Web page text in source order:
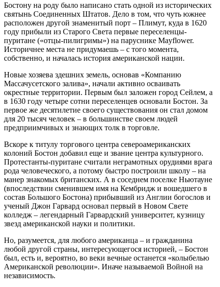
Бостону на роду было написано стать одной из исторических
святынь Соединенных Штатов. Дело в том, что чуть южнее
расположен другой знаменитый порт – Плимут, куда в 1620
году прибыли из Старого Света первые переселенцы-
пуритане («отцы-пилигримы») на паруснике Mayflower.
Историчнее места не придумаешь – с того момента,
собственно, и началась история американской нации.
Новые хозяева здешних земель, основав «Компанию
Массачусетского залива», начали активно осваивать
окрестные территории. Первым был заложен город Сейлем, а
в 1630 году четыре сотни переселенцев основали Бостон. За
первое же десятилетие своего существования он стал домом
для 20 тысяч человек – в большинстве своем людей
предприимчивых и знающих толк в торговле.
Вскоре к титулу торгового центра североамериканских
колоний Бостон добавил еще и звание центра культурного.
Протестанты-пуритане считали неграмотных орудиями врага
рода человеческого, а потому быстро построили школу – на
манер знакомых британских. А в соседнем поселке Ньютауне
(впоследствии сменившем имя на Кембридж и вошедшего в
состав Большого Бостона) прибывший из Англии богослов и
ученый Джон Гарвард основал первый в Новом Свете
колледж – легендарный Гарвардский университет, кузницу
звезд американской науки и политики.
Но, разумеется, для любого американца – и гражданина
любой другой страны, интересующегося историей, – Бостон
был, есть и, вероятно, во веки вечные останется «колыбелью
Американской революции». Иначе называемой Войной на
независимость.